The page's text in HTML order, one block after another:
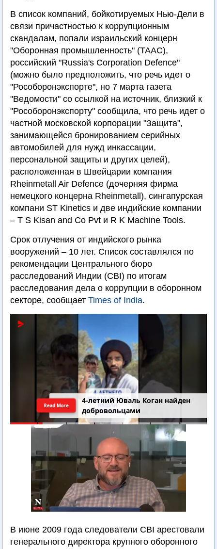
В список компаний, бойкотируемых Нью-Дели в
связи причастностью к коррупционным
скандалам, попали израильский концерн
"Оборонная промышленность" (ТААС),
российский "Russia's Corporation Defence"
(можно было предположить, что речь идет о
"Рособоронэкспорте", но 7 марта газета
"Ведомости" со ссылкой на источник, близкий к
"Рособоронэкспорту" сообщила, что речь идет о
частной московской корпорации "Защита",
занимающейся бронированием серийных
автомобилей для нужд инкассации,
персональной защиты и других целей),
расположенная в Швейцарии компания
Rheinmetall Air Defence (дочерняя фирма
немецкого концерна Rheinmetall), сингапурская
компани ST Kinetics и две индийские компании
– T S Kisan and Co Pvt и R K Machine Tools.
Срок отлучения от индийского рынка
вооружений – 10 лет. Список составлялся по
рекомендации Центрального бюро
расследований Индии (CBI) по итогам
расследования дела о коррупции в оборонном
секторе, сообщает Times of India.
4-летний Юваль Коган найден
добровольцами
Read More
В июне 2009 года следователи CBI арестовали
генерального директора крупного оборонного